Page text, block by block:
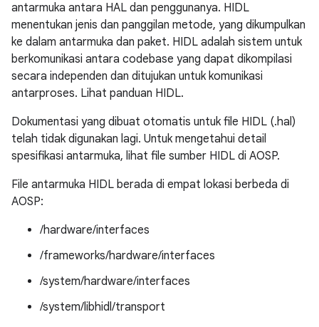
antarmuka antara HAL dan penggunanya. HIDL
menentukan jenis dan panggilan metode, yang dikumpulkan
ke dalam antarmuka dan paket. HIDL adalah sistem untuk
berkomunikasi antara codebase yang dapat dikompilasi
secara independen dan ditujukan untuk komunikasi
antarproses. Lihat panduan HIDL.
Dokumentasi yang dibuat otomatis untuk file HIDL (.hal)
telah tidak digunakan lagi. Untuk mengetahui detail
spesifikasi antarmuka, lihat file sumber HIDL di AOSP.
File antarmuka HIDL berada di empat lokasi berbeda di
AOSP:
/hardware/interfaces
/frameworks/hardware/interfaces
/system/hardware/interfaces
/system/libhidl/transport